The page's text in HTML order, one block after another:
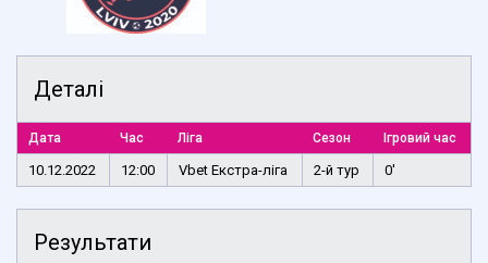
Деталі
Дата Час Ліга Сезон Ігровий час
10.12.2022 12:00 Vbet Екстра-ліга 2-й тур 0'
Результати